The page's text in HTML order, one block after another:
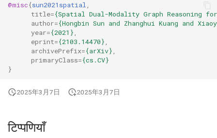
@misc{sun2021spatial,
title={Spatial Dual-Modality Graph Reasoning
author={Hongbin Sun and Zhanghui Kuang and
year={2021},
eprint={2103.14470},
archivePrefix={arXiv},
primaryClass={cs.CV}
}
2025年3月7日 2025年3月7日
टिप्पणियाँ